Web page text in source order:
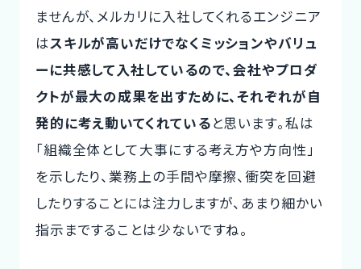
ませんが、メルカリに入社してくれるエンジニア
はスキルが高いだけでなくミッションやバリュ
ーに共感して入社しているので、会社やプロダ
クトが最大の成果を出すために、それぞれが自
発的に考え動いてくれていると思います。私は
「組織全体として大事にする考え方や方向性」
を示したり、業務上の手間や摩擦、衝突を回避
したりすることには注力しますが、あまり細かい
指示まですることは少ないですね。